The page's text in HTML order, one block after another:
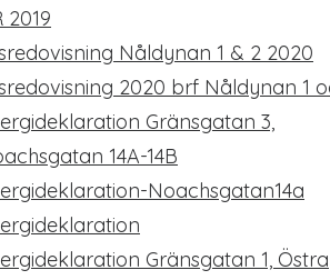
2019
Nåldynan 1 & 2 2020
2020 brf Nåldynan 1
Gränsgatan 3,
14A-14B
Noachsgatan14a
Gränsgatan 1, Östra